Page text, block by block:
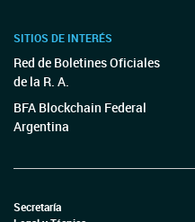
SITIOS DE INTERÉS
Red de Boletines Oficiales
de la R. A.
BFA Blockchain Federal
Argentina
Secretaría